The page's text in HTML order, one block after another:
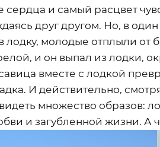
и самый расцвет
друг другом. Но, в
лодку, молодые отплыли от
и он выпал из лодки,
вместе с лодкой
И действительно,
множество образов:
и загубленной жизни. А